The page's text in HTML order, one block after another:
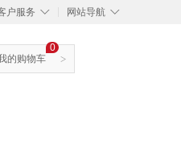
◇
户服务 ◇
网站导航
>
0
的购物车